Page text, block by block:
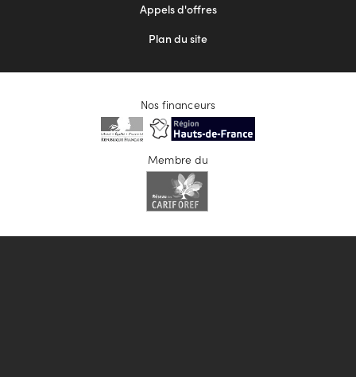
Appels d'offres
Plan du site
Nos financeurs
Membre du